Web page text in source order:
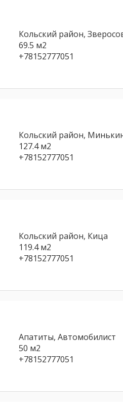
Кольский район,
69.5 м2
+78152777051
Кольский район,
127.4 м2
+78152777051
Кольский район, Кица
119.4 м2
+78152777051
Апатиты, Автомобилист
50 м2
+78152777051